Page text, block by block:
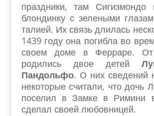
праздники, там Сигизмондо
блондинку с зелеными
талией. Их связь длилась
1439 году она погибла во
своем доме в Ферраре. От
родились двое детей
Пандольфо. О них сведений
некоторые считали, что дочь
поселил в Замке в Римини
сделал своей любовницей.